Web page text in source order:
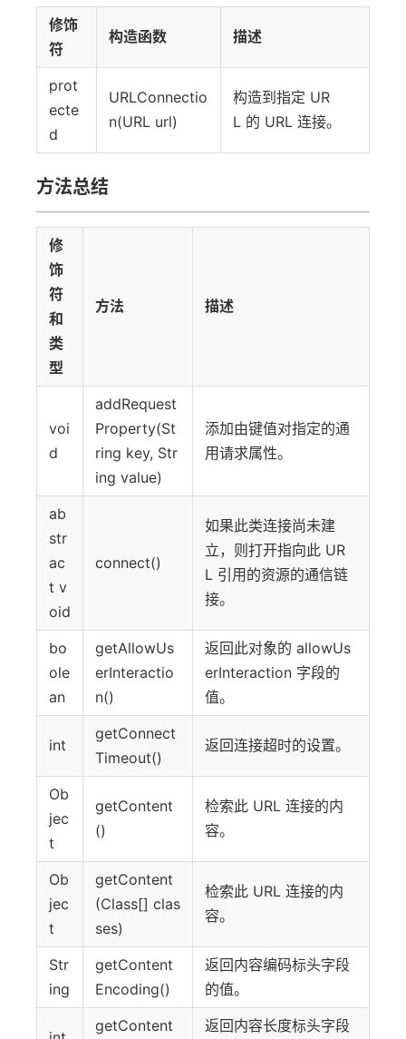
修饰
符
构造函数 描述
prot
ecte
d
URLConnectio
n(URL url)
构造到指定 UR
L 的 URL 连接。
方法总结
修
饰
符
和
类
型
方法 描述
voi
d
addRequest
Property(St
ring key, Str
ing value)
添加由键值对指定的通
用请求属性。
ab
str
ac
t v
oid
connect()
如果此类连接尚未建
立，则打开指向此 UR
L 引用的资源的通信链
接。
bo
ole
an
getAllowUs
erInteractio
n()
返回此对象的 allowUs
erInteraction 字段的
值。
int
getConnect
Timeout()
返回连接超时的设置。
Ob
jec
t
getContent
()
检索此 URL 连接的内
容。
Ob
jec
t
getContent
(Class[] clas
ses)
检索此 URL 连接的内
容。
Str
ing
getContent
Encoding()
返回内容编码标头字段
的值。
getContent
返回内容长度标头字段